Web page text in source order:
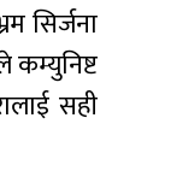
सिर्जना
कम्युनिष्ट
सही